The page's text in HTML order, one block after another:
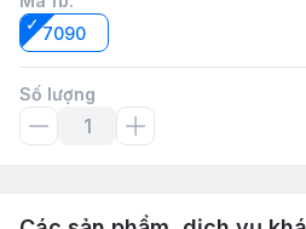
7090
Số lượng